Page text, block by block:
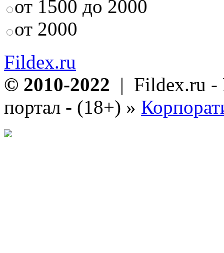
от 1500 до 2000
от 2000
Fildex.ru
© 2010-2022 | Fildex.ru -
портал - (18+) »